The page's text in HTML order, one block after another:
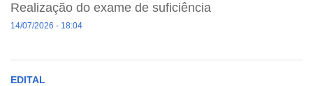
Realização do exame de suficiência
14/07/2026 - 18:04
EDITAL